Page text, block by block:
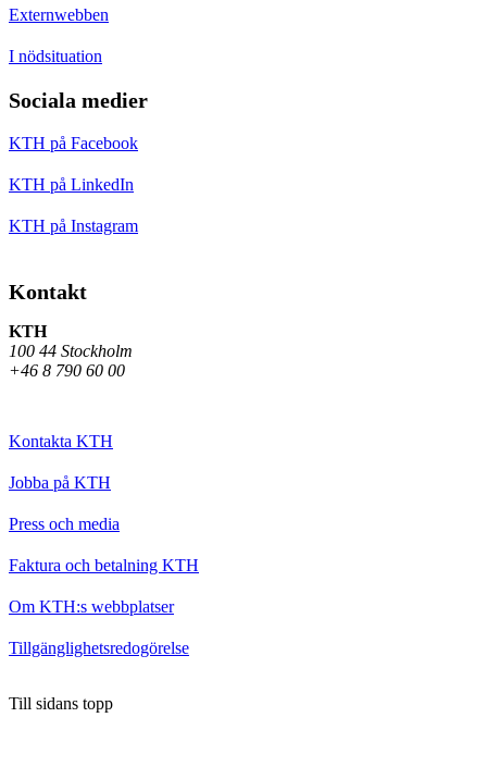
Externwebben
I nödsituation
Sociala medier
KTH på Facebook
KTH på LinkedIn
KTH på Instagram
Kontakt
KTH
100 44 Stockholm
+46 8 790 60 00
Kontakta KTH
Jobba på KTH
Press och media
Faktura och betalning KTH
Om KTH:s webbplatser
Tillgänglighetsredogörelse
Till sidans topp